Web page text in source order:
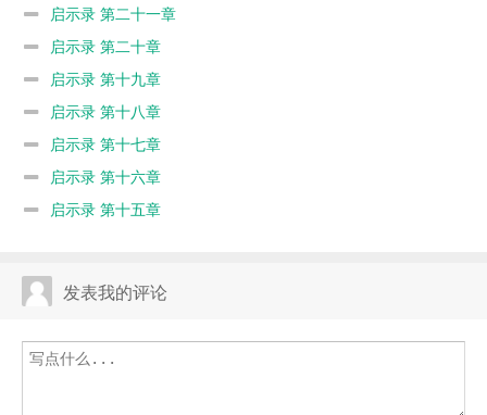
启示录 第二十一章
启示录 第二十章
启示录 第十九章
启示录 第十八章
启示录 第十七章
启示录 第十六章
启示录 第十五章
发表我的评论